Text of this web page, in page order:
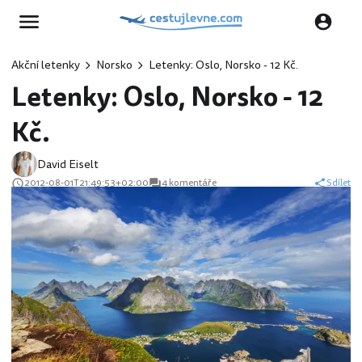
Akční letenky Norsko Letenky: Oslo, Norsko - 12 Kč.
Letenky: Oslo, Norsko - 12
Kč.
David Eiselt
2012-08-01T21:49:53+02:00 4 komentáře Sdílet